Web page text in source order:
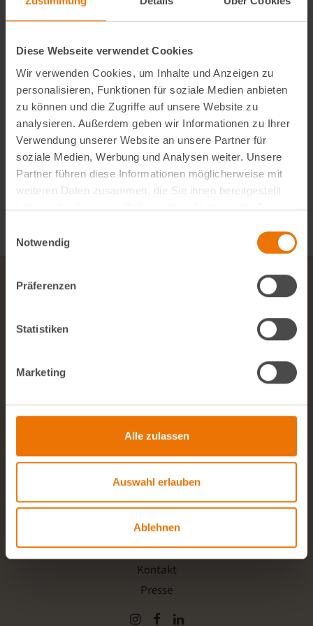
Diese Webseite verwendet Cookies
Wir verwenden Cookies, um Inhalte und Anzeigen zu
personalisieren, Funktionen für soziale Medien anbieten
zu können und die Zugriffe auf unsere Website zu
analysieren. Außerdem geben wir Informationen zu Ihrer
Verwendung unserer Website an unsere Partner für
soziale Medien, Werbung und Analysen weiter. Unsere
Partner führen diese Informationen möglicherweise mit
weiteren Daten zusammen, die Sie ihnen bereitgestellt
haben oder die sie im Rahmen Ihrer Nutzung der Dienste
Notwendig
Präferenzen
Statistiken
Marketing
Alle zulassen
Auswahl erlauben
Ablehnen
GUTSCHEIN KAUFEN
VINO ONLINESHOP
FAQ
Kontakt
Presse
Deine E-Mail-Adresse
JETZT ANMELDEN